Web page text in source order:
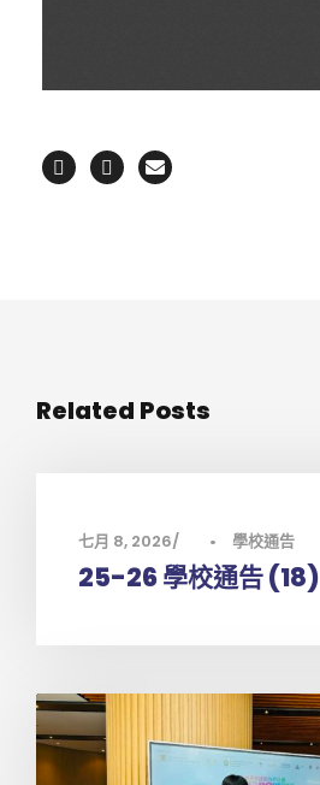
Related Posts
七月 8, 2026 • 學校通告
25-26 學校通告 (18)